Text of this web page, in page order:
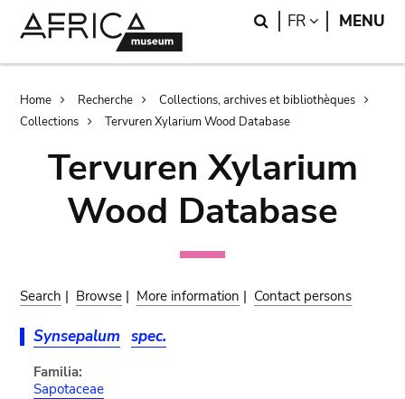
Search
FR LANGUAGE
MENU
Breadcrumb
Home Recherche
Collections, archives et bibliothèques
Collections
Tervuren Xylarium Wood Database
Tervuren Xylarium
Wood Database
Search | Browse | More information | Contact persons
Synsepalum spec.
Familia:
Sapotaceae